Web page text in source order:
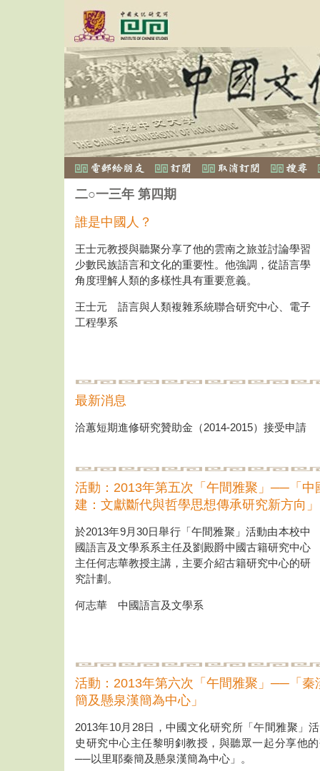
二○一三年 第四期
誰是中國人？
王士元教授與聽聚分享了他的雲南之旅並討論學習
少數民族語言和文化的重要性。他強調，從語言學
角度理解人類的多樣性具有重要意義。
王士元 語言與人類複雜系統聯合研究中心、電子
工程學系
最新消息
洽蕙短期進修研究贊助金（2014-2015）接受申請
活動：2013年第五次「午間雅聚」──「中
建：文獻斷代與哲學思想傳承研究新方向」
於2013年9月30日舉行「午間雅聚」活動由本校中
國語言及文學系系主任及劉殿爵中國古籍研究中心
主任何志華教授主講，主要介紹古籍研究中心的研
究計劃。
何志華 中國語言及文學系
活動：2013年第六次「午間雅聚」──「
簡及懸泉漢簡為中心」
2013年10月28日，中國文化研究所「午間雅聚」
史研究中心主任黎明釗教授，與聽眾一起分享他
──以里耶秦簡及懸泉漢簡為中心」。